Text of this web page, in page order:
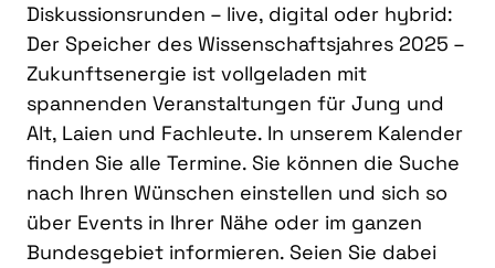
Diskussionsrunden – live, digital oder hybrid:
Der Speicher des Wissenschaftsjahres 2025 –
Zukunftsenergie ist vollgeladen mit
spannenden Veranstaltungen für Jung und
Alt, Laien und Fachleute. In unserem Kalender
finden Sie alle Termine. Sie können die Suche
nach Ihren Wünschen einstellen und sich so
über Events in Ihrer Nähe oder im ganzen
Bundesgebiet informieren. Seien Sie dabei